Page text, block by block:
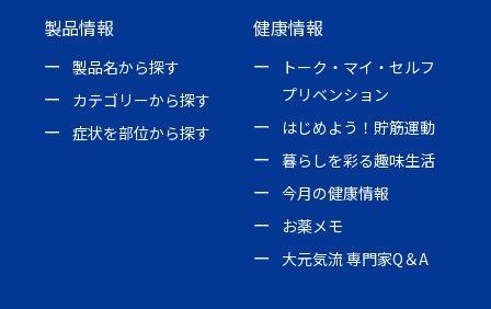
製品情報
製品名から探す
カテゴリーから探す
症状を部位から探す
健康情報
トーク・マイ・セルフ
プリベンション
はじめよう！貯筋運動
暮らしを彩る趣味生活
今月の健康情報
お薬メモ
大元気流 専門家Q＆A